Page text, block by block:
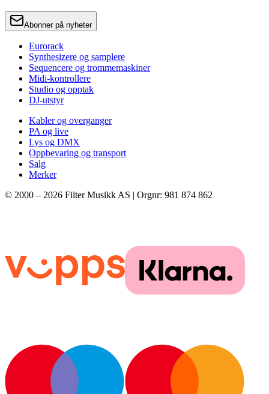
Abonner på nyheter
Eurorack
Synthesizere og samplere
Sequencere og trommemaskiner
Midi-kontrollere
Studio og opptak
DJ-utstyr
Kabler og overganger
PA og live
Lys og DMX
Oppbevaring og transport
Salg
Merker
© 2000 – 2026 Filter Musikk AS | Orgnr: 981 874 862